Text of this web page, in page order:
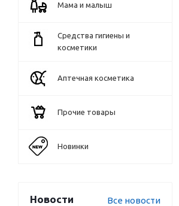
Мама и малыш
Средства гигиены и
косметики
Аптечная косметика
Прочие товары
Новинки
Новости Все новости